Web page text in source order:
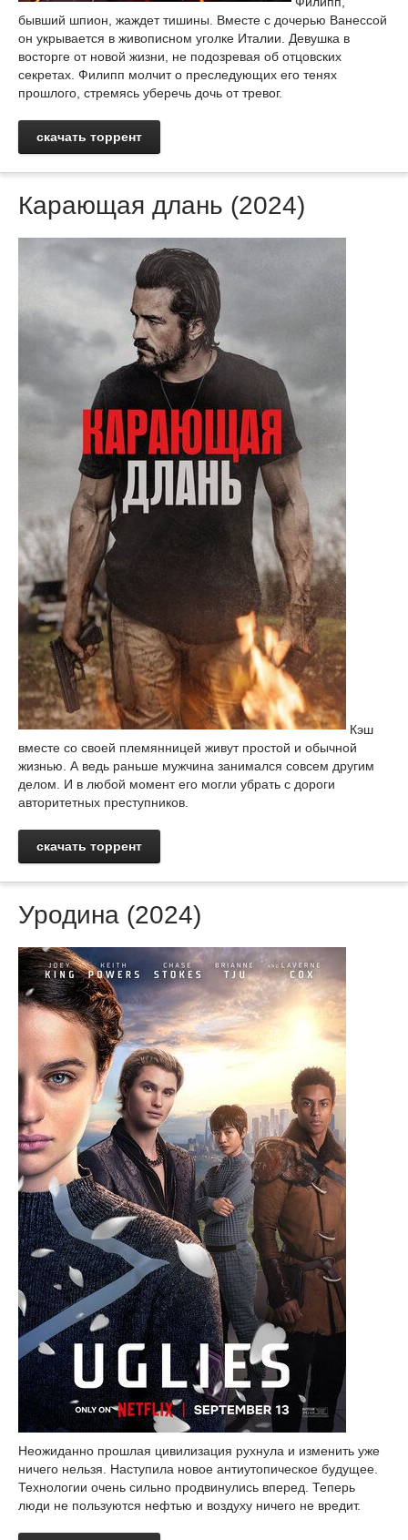
бывший шпион, жаждет тишины. Вместе с дочерью Ванессой
он укрывается в живописном уголке Италии. Девушка в
восторге от новой жизни, не подозревая об отцовских
секретах. Филипп молчит о преследующих его тенях
прошлого, стремясь уберечь дочь от тревог.
скачать торрент
Карающая длань (2024)
Кэш
вместе со своей племянницей живут простой и обычной
жизнью. А ведь раньше мужчина занимался совсем другим
делом. И в любой момент его могли убрать с дороги
авторитетных преступников.
скачать торрент
Уродина (2024)
Неожиданно прошлая цивилизация рухнула и изменить уже
ничего нельзя. Наступила новое антиутопическое будущее.
Технологии очень сильно продвинулись вперед. Теперь
люди не пользуются нефтью и воздуху ничего не вредит.